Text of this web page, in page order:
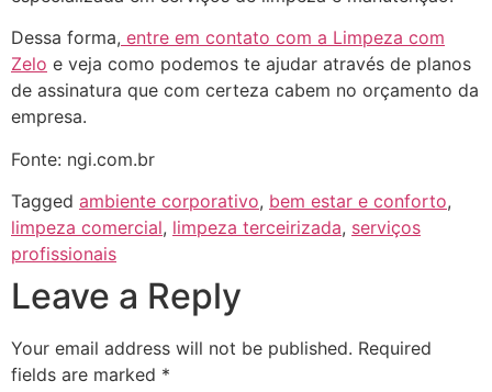
Dessa forma, entre em contato com a Limpeza com
Zelo e veja como podemos te ajudar através de planos
de assinatura que com certeza cabem no orçamento da
empresa.
Fonte: ngi.com.br
Tagged ambiente corporativo, bem estar e conforto,
limpeza comercial, limpeza terceirizada, serviços
profissionais
Leave a Reply
Your email address will not be published. Required
fields are marked *